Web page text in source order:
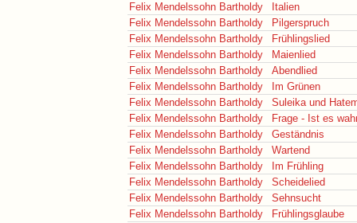
Felix Mendelssohn Bartholdy
Italien
Felix Mendelssohn Bartholdy
Pilgerspruch
Felix Mendelssohn Bartholdy
Frühlingslied
Felix Mendelssohn Bartholdy
Maienlied
Felix Mendelssohn Bartholdy
Abendlied
Felix Mendelssohn Bartholdy
Im Grünen
Felix Mendelssohn Bartholdy
Suleika und
Felix Mendelssohn Bartholdy
Frage - Ist es
Felix Mendelssohn Bartholdy
Geständnis
Felix Mendelssohn Bartholdy
Wartend
Felix Mendelssohn Bartholdy
Im Frühling
Felix Mendelssohn Bartholdy
Scheidelied
Felix Mendelssohn Bartholdy
Sehnsucht
Felix Mendelssohn Bartholdy
Frühlingsglaube